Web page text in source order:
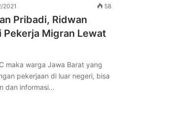
2021 58
Pribadi, Ridwan
Pekerja Migran Lewat
maka warga Jawa Barat yang
pekerjaan di luar negeri, bisa
dan informasi…